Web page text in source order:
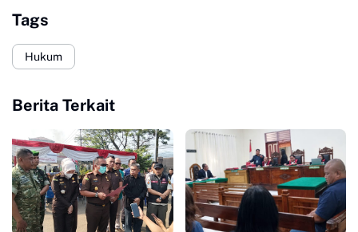
Tags
Hukum
Berita Terkait